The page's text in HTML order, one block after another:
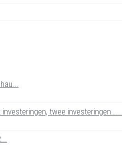
twee investeringen…...